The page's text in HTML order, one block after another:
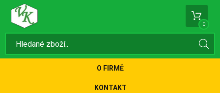
0
O FIRMĚ
KONTAKT